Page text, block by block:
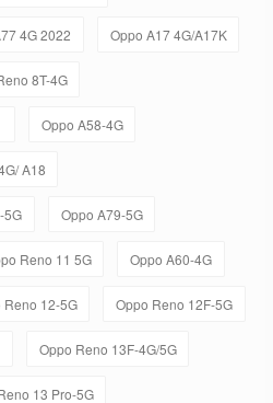
4G 2022 Oppo A17 4G/A17K
8T-4G
Oppo A58-4G
A18
5G Oppo A79-5G
Reno 11 5G Oppo A60-4G
Reno 12-5G Oppo Reno 12F-5G
Oppo Reno 13F-4G/5G
13 Pro-5G